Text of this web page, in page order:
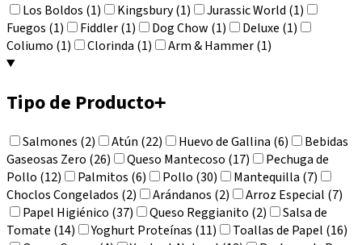
Los Boldos (1)
Kingsbury (1)
Jurassic World (1)
Fuegos (1)
Fiddler (1) Dog Chow (1)
Deluxe (1)
Coliumo (1)
Clorinda (1) Arm & Hammer (1)
Tipo de Producto+
Salmones (2) Atún (22) Huevo de Gallina (6)
Bebidas
Gaseosas Zero (26)
Queso Mantecoso (17)
Pechuga de
Pollo (12)
Palmitos (6) Pollo (30)
Mantequilla (7)
Choclos Congelados (2)
Arándanos (2)
Arroz Especial (7)
Papel Higiénico (37)
Queso Reggianito (2)
Salsa de
Tomate (14)
Yoghurt Proteínas (11)
Toallas de Papel (16)